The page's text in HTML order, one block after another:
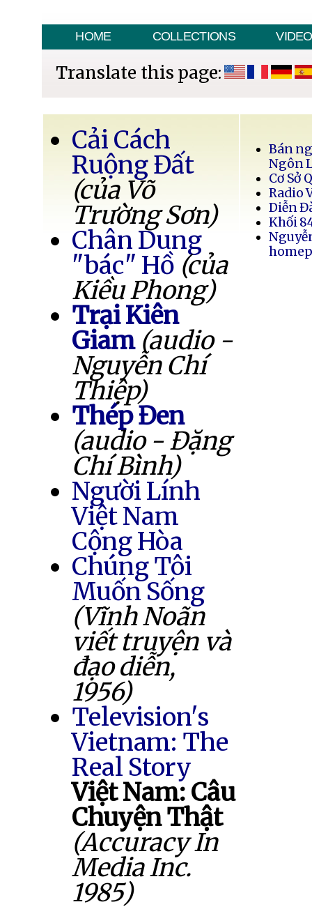
HOME COLLECTIONS VIDEO
Translate this page:
Cải Cách
Ruộng Đất
(của Võ
Trường Sơn)
Chân Dung
"bác" Hồ (của
Kiều Phong)
Trại Kiên
Giam (audio -
Nguyễn Chí
Thiệp)
Thép Đen
(audio - Đặng
Chí Bình)
Người Lính
Việt Nam
Cộng Hòa
Chúng Tôi
Muốn Sống
(Vĩnh Noãn
viết truyện và
đạo diễn,
1956)
Television's
Vietnam: The
Real Story
Việt Nam: Câu
Chuyện Thật
(Accuracy In
Media Inc.
1985)
Bán
Ngôn
Cơ Sở
Radio
Diễn
Khối